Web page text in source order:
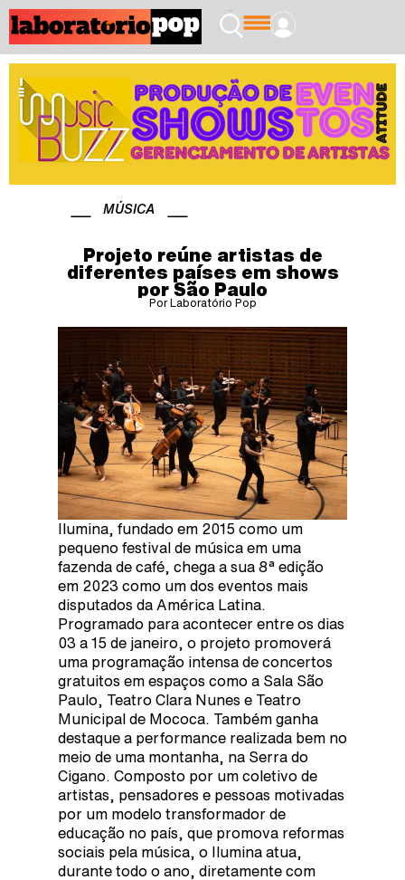
MÚSICA
Projeto reúne artistas de
diferentes países em shows
por São Paulo
Por Laboratório Pop
Ilumina, fundado em 2015 como um
pequeno festival de música em uma
fazenda de café, chega a sua 8ª edição
em 2023 como um dos eventos mais
disputados da América Latina.
Programado para acontecer entre os dias
03 a 15 de janeiro, o projeto promoverá
uma programação intensa de concertos
gratuitos em espaços como a Sala São
Paulo, Teatro Clara Nunes e Teatro
Municipal de Mococa. Também ganha
destaque a performance realizada bem no
meio de uma montanha, na Serra do
Cigano. Composto por um coletivo de
artistas, pensadores e pessoas motivadas
por um modelo transformador de
educação no país, que promova reformas
sociais pela música, o Ilumina atua,
durante todo o ano, diretamente com